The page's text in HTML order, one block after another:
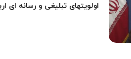
اولویتهای تبلیغی و رسانه ای